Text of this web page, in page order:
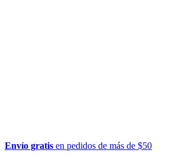
Envío gratis en pedidos de más de $50